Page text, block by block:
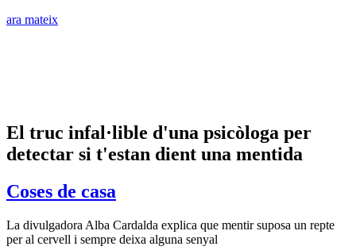
ara mateix
El truc infal·lible d'una psicòloga per
detectar si t'estan dient una mentida
Coses de casa
La divulgadora Alba Cardalda explica que mentir suposa un repte
per al cervell i sempre deixa alguna senyal